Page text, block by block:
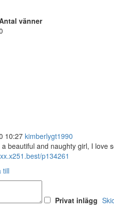
vänner
10:27 kimberlygt1990
a beautiful and naughty girl, I love
p134261
till
Privat inlägg